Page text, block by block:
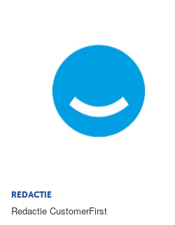
REDACTIE
Redactie CustomerFirst